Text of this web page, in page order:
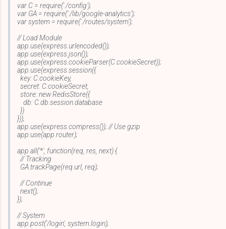
var C = require('./config');
var GA = require('./lib/google-analytics');
var system = require('./routes/system');
// Load Module
app.use(express.urlencoded());
app.use(express.json());
app.use(express.cookieParser(C.cookieSecret));
app.use(express.session({
key: C.cookieKey,
secret: C.cookieSecret,
store: new RedisStore({
db: C.db.session.database
})
}));
app.use(express.compress()); // Use gzip
app.use(app.router);
app.all('*', function(req, res, next) {
// Tracking
GA.trackPage(req.url, req);
// Continue
next();
});
// System
app.post('/login', system.login);